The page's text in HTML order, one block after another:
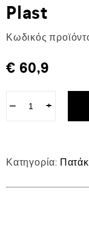
Plast
Κωδικός
€ 60,9
− +
Κατηγορία: